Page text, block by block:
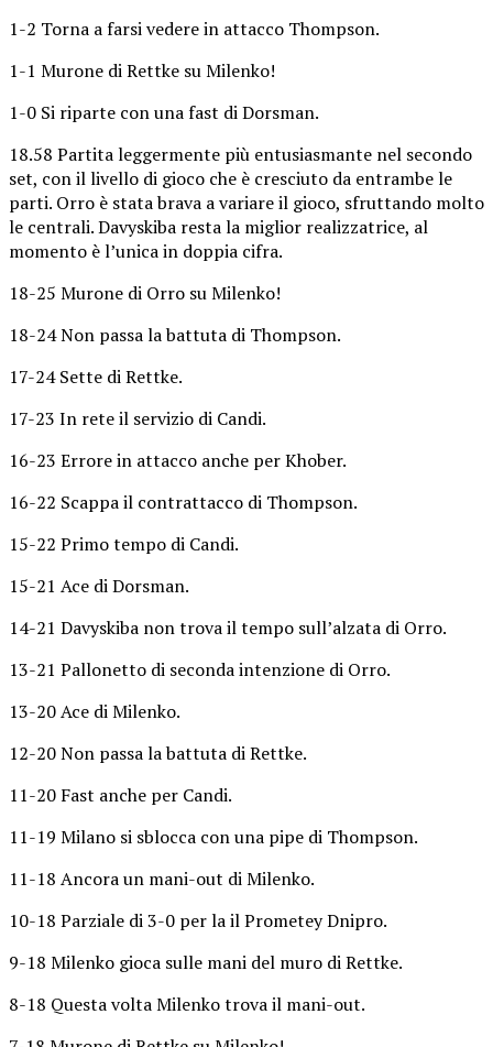
1-2 Torna a farsi vedere in attacco Thompson.
1-1 Murone di Rettke su Milenko!
1-0 Si riparte con una fast di Dorsman.
18.58 Partita leggermente più entusiasmante nel secondo
set, con il livello di gioco che è cresciuto da entrambe le
parti. Orro è stata brava a variare il gioco, sfruttando molto
le centrali. Davyskiba resta la miglior realizzatrice, al
momento è l’unica in doppia cifra.
18-25 Murone di Orro su Milenko!
18-24 Non passa la battuta di Thompson.
17-24 Sette di Rettke.
17-23 In rete il servizio di Candi.
16-23 Errore in attacco anche per Khober.
16-22 Scappa il contrattacco di Thompson.
15-22 Primo tempo di Candi.
15-21 Ace di Dorsman.
14-21 Davyskiba non trova il tempo sull’alzata di Orro.
13-21 Pallonetto di seconda intenzione di Orro.
13-20 Ace di Milenko.
12-20 Non passa la battuta di Rettke.
11-20 Fast anche per Candi.
11-19 Milano si sblocca con una pipe di Thompson.
11-18 Ancora un mani-out di Milenko.
10-18 Parziale di 3-0 per la il Prometey Dnipro.
9-18 Milenko gioca sulle mani del muro di Rettke.
8-18 Questa volta Milenko trova il mani-out.